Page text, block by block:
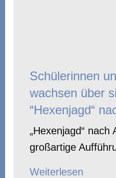
Schülerinnen
wachsen über
“Hexenjagd“
„Hexenjagd“
großartige
Weiterlesen